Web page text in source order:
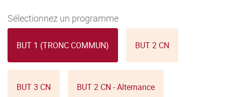
Sélectionnez un programme
BUT 1 (TRONC COMMUN) BUT 2 CN
BUT 3 CN BUT 2 CN - Alternance